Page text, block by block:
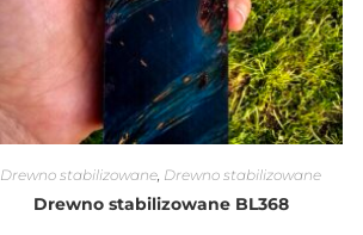
Drewno stabilizowane, Drewno stabilizowane
Drewno stabilizowane BL368